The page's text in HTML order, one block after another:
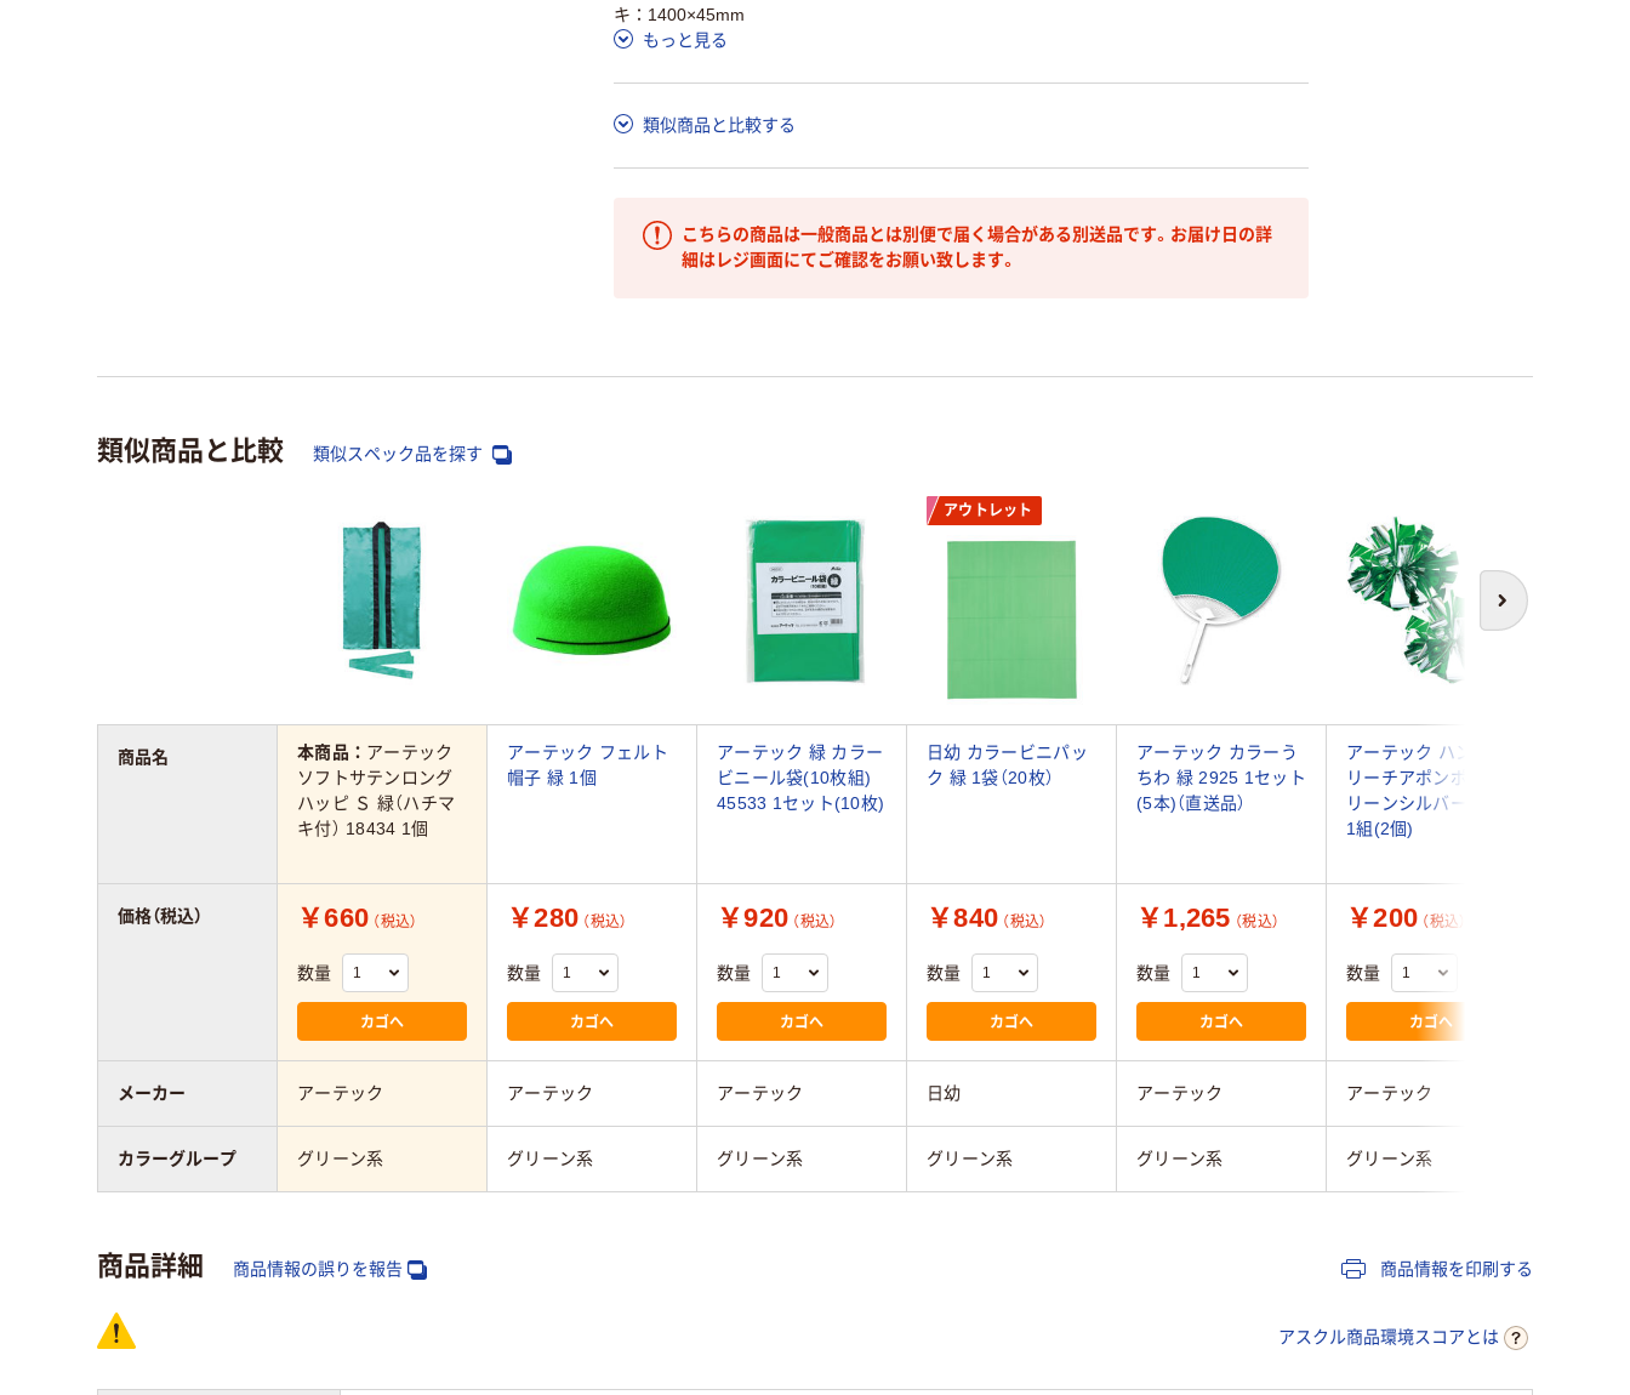
キ：1400×45mm
もっと見る
類似商品と比較する
こちらの商品は一般商品とは別便で届く場合がある別送品です。お届け日の詳
細はレジ画面にてご確認をお願い致します。
類似商品と比較 類似スペック品を探す
次へ
アウトレット
本商品： アーテック
ソフトサテンロング
ハッピ Ｓ 緑（ハチマ
キ付） 18434 1個
アーテック フェルト
帽子 緑 1個
アーテック 緑 カラー
ビニール袋(10枚組)
45533 1セット(10枚)
日幼 カラービニパッ
ク 緑 1袋（20枚）
アーテック カラーう
ちわ 緑 2925 1セット
(5本)（直送品）
アーテック ハンドフ
リーチアポンポン グ
リーンシルバー 3221
1組(2個)
￥660 （税込）
数量
カゴへ
￥280 （税込）
数量
カゴへ
￥920 （税込）
数量
カゴへ
￥840 （税込）
数量
カゴへ
￥1,265 （税込）
数量
カゴへ
￥200 （税込）
数量
カゴへ
アーテック アーテック アーテック 日幼 アーテック アーテック
グリーン系 グリーン系 グリーン系 グリーン系 グリーン系 グリーン系
商品名
価格（税込）
メーカー
カラーグループ
商品詳細 商品情報の誤りを報告 商品情報を印刷する
アスクル商品環境スコアとは